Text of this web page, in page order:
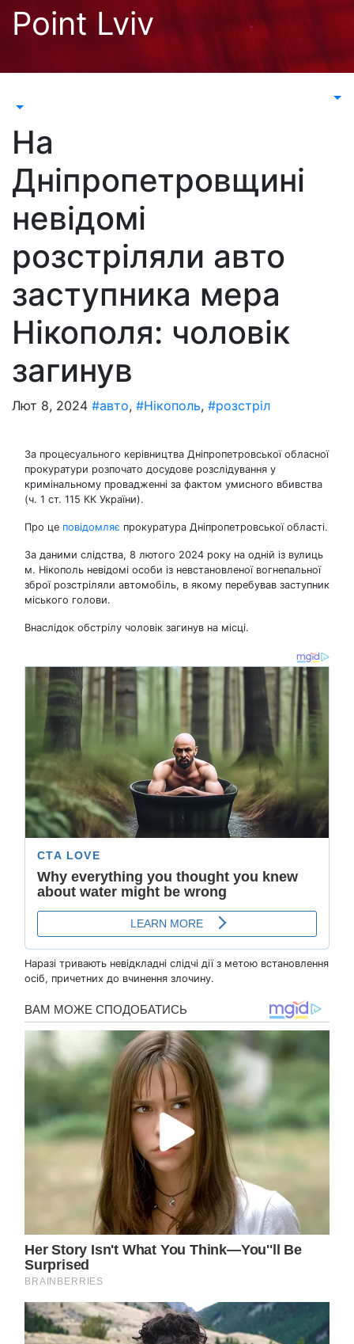
Перейти
Point Lviv
На
Дніпропетровщині
невідомі
розстріляли авто
заступника мера
Нікополя: чоловік
загинув
Лют 8, 2024 #авто, #Нікополь, #розстріл
За процесуального керівництва Дніпропетровської обласної
прокуратури розпочато досудове розслідування у
кримінальному провадженні за фактом умисного вбивства
(ч. 1 ст. 115 КК України).
Про це повідомляє прокуратура Дніпропетровської області.
За даними слідства, 8 лютого 2024 року на одній із вулиць
м. Нікополь невідомі особи із невстановленої вогнепальної
зброї розстріляли автомобіль, в якому перебував заступник
міського голови.
Внаслідок обстрілу чоловік загинув на місці.
Наразі тривають невідкладні слідчі дії з метою встановлення
осіб, причетних до вчинення злочину.